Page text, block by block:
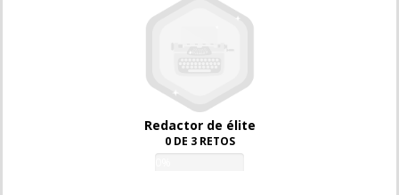
Redactor de élite
0 DE 3 RETOS